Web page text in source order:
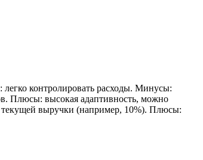
контролировать расходы. Минусы:
Плюсы: высокая адаптивность, можно
текущей выручки (например, 10%). Плюсы: